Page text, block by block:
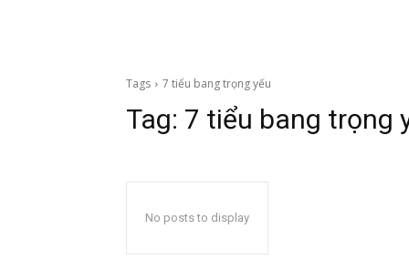
Tags 7 tiểu bang trọng yếu
Tag: 7 tiểu bang trọng
No posts to display